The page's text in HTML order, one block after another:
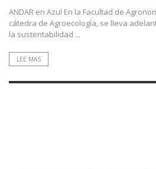
ANDAR en Azul En la Facultad de
cátedra de Agroecología, se lleva
la sustentabilidad ...
LEE MAS